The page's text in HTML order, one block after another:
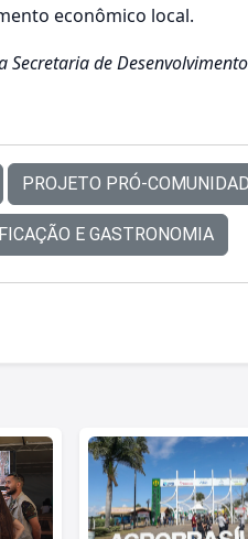
econômico local.
Secretaria de
PROJETO PRÓ-
E GASTRONOMIA